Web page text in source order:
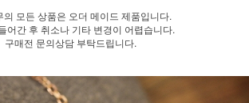
의 모든 상품은 오더 메이드 제품입니다.
어간 후 취소나 기타 변경이 어렵습니다.
구매전 문의상담 부탁드립니다.